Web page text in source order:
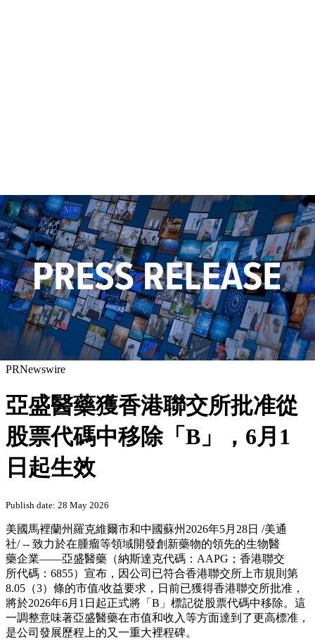
PRNewswire
亞盛醫藥獲香港聯交所批准從
股票代碼中移除「B」，6月1
日起生效
Publish date: 28 May 2026
美國馬裡蘭州羅克維爾市和中國蘇州2026年5月28日 /美通
社/ -- 致力於在腫瘤等領域開發創新藥物的領先的生物醫
藥企業——亞盛醫藥（納斯達克代碼： AAPG ；香港聯交
所代碼： 6855）宣布，因公司已符合香港聯交所上市規則第
8.05 （3）條的市值/收益要求，日前已獲得香港聯交所批准，
將於2026年6月 1 日起正式將「 B」 標記從股票代碼中移除。這
一調整意味著亞盛醫藥在市值和收入等方面達到了更高標准，
是公司發展歷程上的又一重大裡程碑。